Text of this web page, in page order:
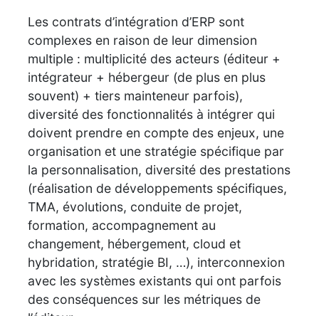
Les contrats d’intégration d’ERP sont
complexes en raison de leur dimension
multiple : multiplicité des acteurs (éditeur +
intégrateur + hébergeur (de plus en plus
souvent) + tiers mainteneur parfois),
diversité des fonctionnalités à intégrer qui
doivent prendre en compte des enjeux, une
organisation et une stratégie spécifique par
la personnalisation, diversité des prestations
(réalisation de développements spécifiques,
TMA, évolutions, conduite de projet,
formation, accompagnement au
changement, hébergement, cloud et
hybridation, stratégie BI, …), interconnexion
avec les systèmes existants qui ont parfois
des conséquences sur les métriques de